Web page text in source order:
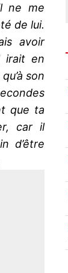
ne me
de lui.
avoir
irait en
son
que ta
car il
d’être